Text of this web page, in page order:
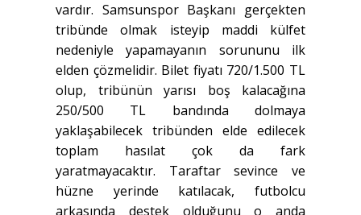
vardır. Samsunspor Başkanı gerçekten
tribünde olmak isteyip maddi külfet
nedeniyle yapamayanın sorununu ilk
elden çözmelidir. Bilet fiyatı 720/1.500 TL
olup, tribünün yarısı boş kalacağına
250/500 TL bandında dolmaya
yaklaşabilecek tribünden elde edilecek
toplam hasılat çok da fark
yaratmayacaktır. Taraftar sevince ve
hüzne yerinde katılacak, futbolcu
arkasında destek olduğunu o anda